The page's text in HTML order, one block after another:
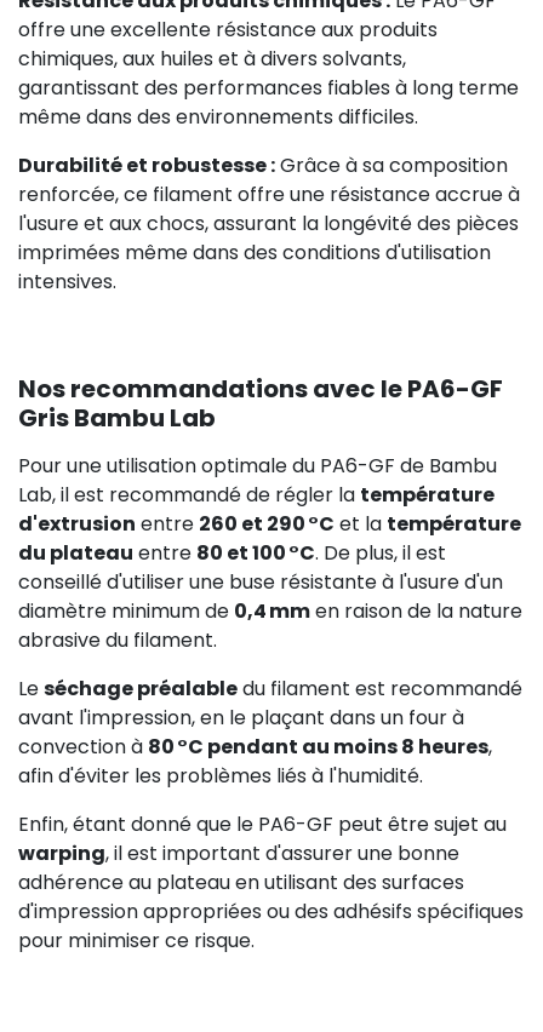
offre une excellente résistance aux produits
chimiques, aux huiles et à divers solvants,
garantissant des performances fiables à long terme
même dans des environnements difficiles.
Durabilité et robustesse :Grâce à sa composition
renforcée, ce filament offre une résistance accrue à
l'usure et aux chocs, assurant la longévité des pièces
imprimées même dans des conditions d'utilisation
intensives.
Nos recommandations avec le PA6-GF
Gris Bambu Lab
Pour une utilisation optimale du PA6-GF de Bambu
Lab, il est recommandé de régler la température
d'extrusion entre 260 et 290 °C et la température
du plateau entre 80 et 100 °C. De plus, il est
conseillé d'utiliser une buse résistante à l'usure d'un
diamètre minimum de 0,4 mmen raison de la nature
abrasive du filament.
Leséchage préalabledu filament est recommandé
avant l'impression, en le plaçant dans un four à
convection à 80 °C pendant au moins 8 heures,
afin d'éviter les problèmes liés à l'humidité.
Enfin, étant donné que le PA6-GF peut être sujet au
warping, il est important d'assurer une bonne
adhérence au plateau en utilisant des surfaces
d'impression appropriées ou des adhésifs spécifiques
pour minimiser ce risque.